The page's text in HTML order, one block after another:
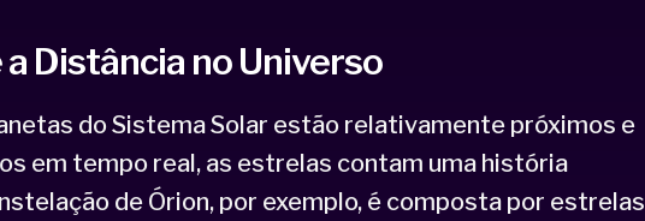
a Distância no Universo
do Sistema Solar estão relativamente próximos e
em tempo real, as estrelas contam uma história
de Órion, por exemplo, é composta por estrelas